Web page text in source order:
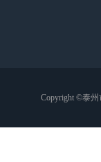
Copyright ©泰